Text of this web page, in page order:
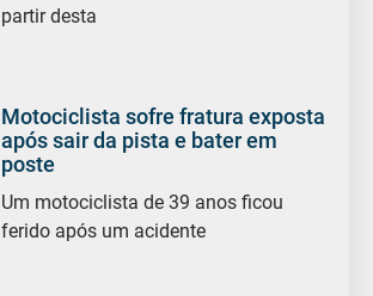
partir desta
Motociclista sofre fratura exposta
após sair da pista e bater em
poste
Um motociclista de 39 anos ficou
ferido após um acidente